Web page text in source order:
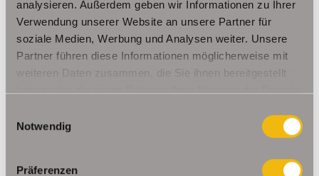
analysieren. Außerdem geben wir Informationen zu Ihrer
Verwendung unserer Website an unsere Partner für
soziale Medien, Werbung und Analysen weiter. Unsere
Partner führen diese Informationen möglicherweise mit
weiteren Daten zusammen, die Sie ihnen bereitgestellt
Notwendig
Präferenzen
72,16 m²
WOHNFLÄCHE
ZIMMER